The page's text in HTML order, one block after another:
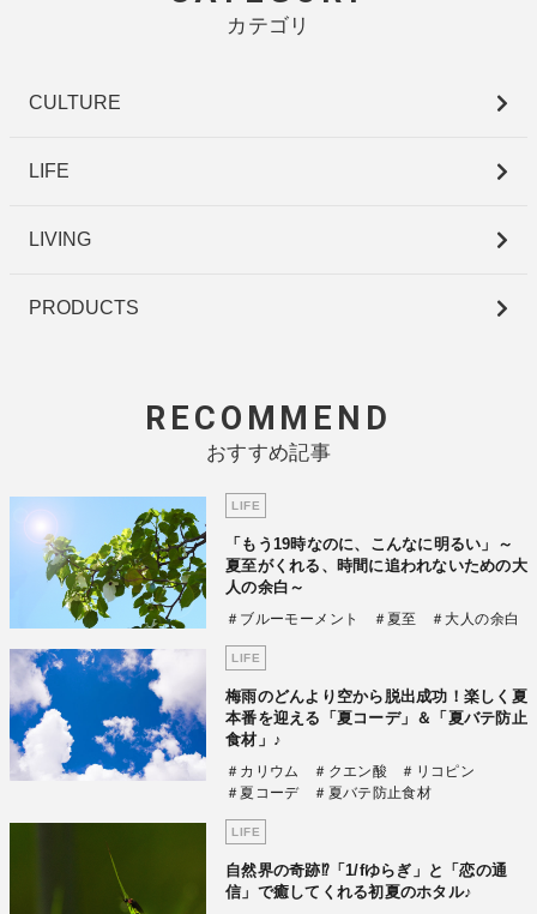
カテゴリ
CULTURE
LIFE
LIVING
PRODUCTS
RECOMMEND
おすすめ記事
LIFE
「もう19時なのに、こんなに明るい」～
夏至がくれる、時間に追われないための大
人の余白～
＃ブルーモーメント ＃夏至 ＃大人の余白
LIFE
梅雨のどんより空から脱出成功！楽しく夏
本番を迎える「夏コーデ」＆「夏バテ防止
食材」♪
＃カリウム ＃クエン酸
＃リコピン
＃夏コーデ
＃夏バテ防止食材
LIFE
自然界の奇跡⁉「1/fゆらぎ」と「恋の通
信」で癒してくれる初夏のホタル♪